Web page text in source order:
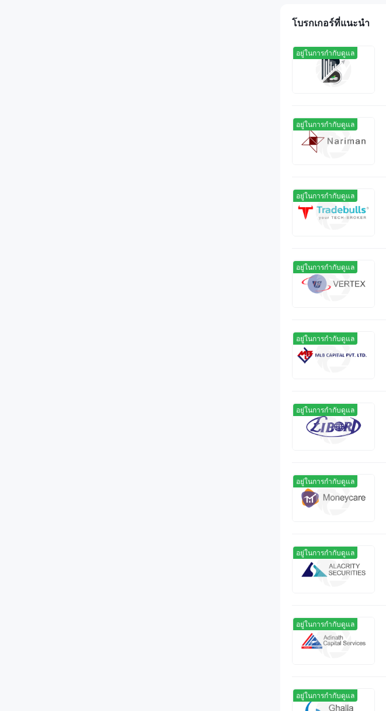
โบรกเกอร์ที่แนะนํา
อยู่ในการกำกับดูแล
อยู่ในการกำกับดูแล
อยู่ในการกำกับดูแล
อยู่ในการกำกับดูแล
อยู่ในการกำกับดูแล
อยู่ในการกำกับดูแล
อยู่ในการกำกับดูแล
อยู่ในการกำกับดูแล
อยู่ในการกำกับดูแล
อยู่ในการกำกับดูแล